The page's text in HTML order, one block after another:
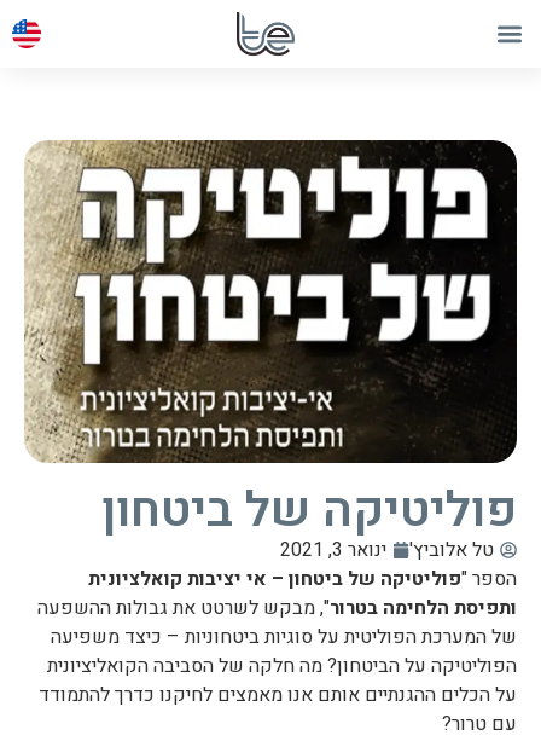
פוליטיקה של ביטחון
טל אלוביץ'
ינואר 3, 2021
הספר "פוליטיקה של ביטחון – אי יציבות קואלציונית
ותפיסת הלחימה בטרור", מבקש לשרטט את גבולות ההשפעה
של המערכת הפוליטית על סוגיות ביטחוניות – כיצד משפיעה
הפוליטיקה על הביטחון? מה חלקה של הסביבה הקואליציונית
על הכלים ההגנתיים אותם אנו מאמצים לחיקנו כדרך להתמודד
עם טרור?